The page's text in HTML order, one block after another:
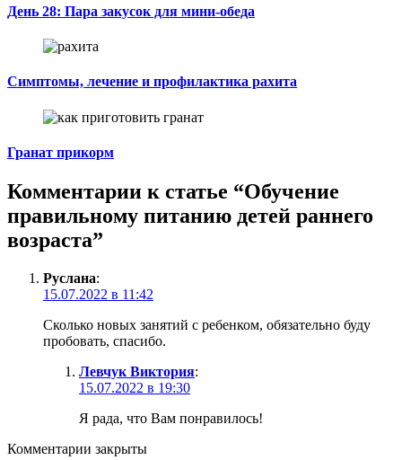
День 28: Пара закусок для мини-обеда
Симптомы, лечение и профилактика рахита
Гранат прикорм
Комментарии к статье “Обучение
правильному питанию детей раннего
возраста”
Руслана:
15.07.2022 в 11:42
Сколько новых занятий с ребенком, обязательно буду
пробовать, спасибо.
Левчук Виктория:
15.07.2022 в 19:30
Я рада, что Вам понравилось!
Комментарии закрыты